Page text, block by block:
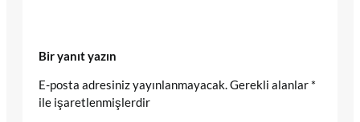
Bir yanıt yazın
E-posta adresiniz yayınlanmayacak.Gerekli alanlar *
ile işaretlenmişlerdir